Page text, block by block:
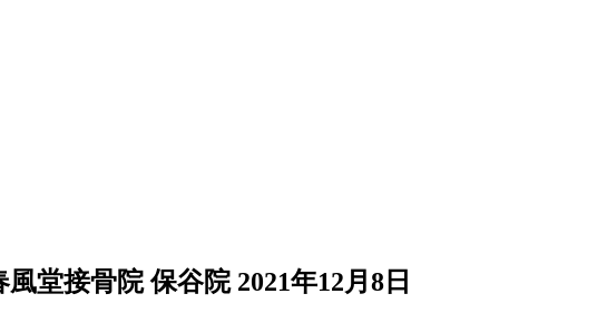
堂接骨院 保谷院 2021年12月8日